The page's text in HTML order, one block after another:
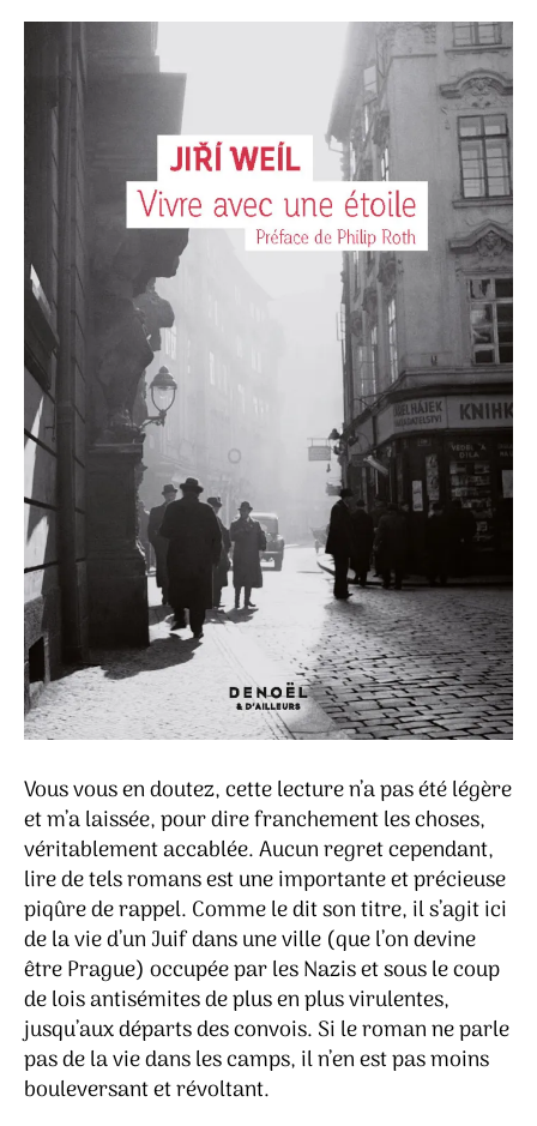
Vous vous en doutez, cette lecture n’a pas été légère
et m’a laissée, pour dire franchement les choses,
véritablement accablée. Aucun regret cependant,
lire de tels romans est une importante et précieuse
piqûre de rappel. Comme le dit son titre, il s’agit ici
de la vie d’un Juif dans une ville (que l’on devine
être Prague) occupée par les Nazis et sous le coup
de lois antisémites de plus en plus virulentes,
jusqu’aux départs des convois. Si le roman ne parle
pas de la vie dans les camps, il n’en est pas moins
bouleversant et révoltant.